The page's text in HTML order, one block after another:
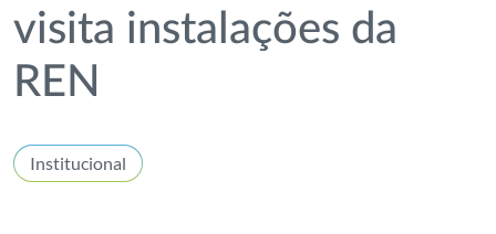
visita instalações da
REN
Institucional